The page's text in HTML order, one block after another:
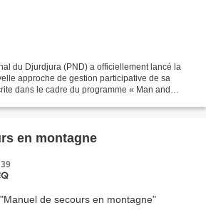
du Djurdjura (PND) a officiellement lancé la
approche de gestion participative de sa
dans le cadre du programme « Man and
en montagne